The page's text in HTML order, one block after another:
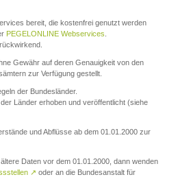
bereit, die kostenfrei genutzt werden
PEGELONLINE Webservices
Gewähr auf deren Genauigkeit von den
zur Verfügung gestellt.
der Bundesländer.
Länder erhoben und veröffentlicht (siehe
und Abflüsse ab dem 01.01.2000 zur
Daten vor dem 01.01.2000, dann wenden
↗ oder an die Bundesanstalt für